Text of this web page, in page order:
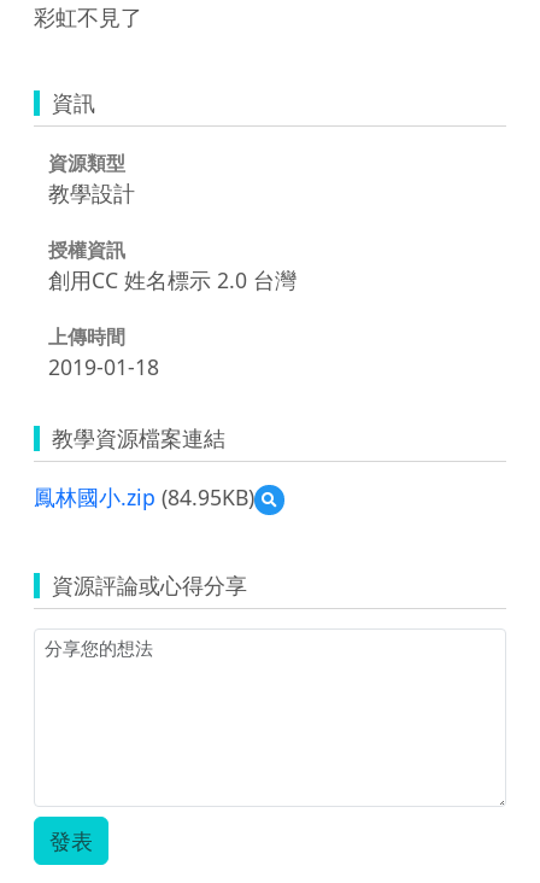
彩虹不見了
資訊
資源類型
教學設計
授權資訊
創用CC 姓名標示 2.0 台灣
上傳時間
2019-01-18
教學資源檔案連結
鳳林國小.zip (84.95KB)
預
覽
小.zip
資源評論或心得分享
發表